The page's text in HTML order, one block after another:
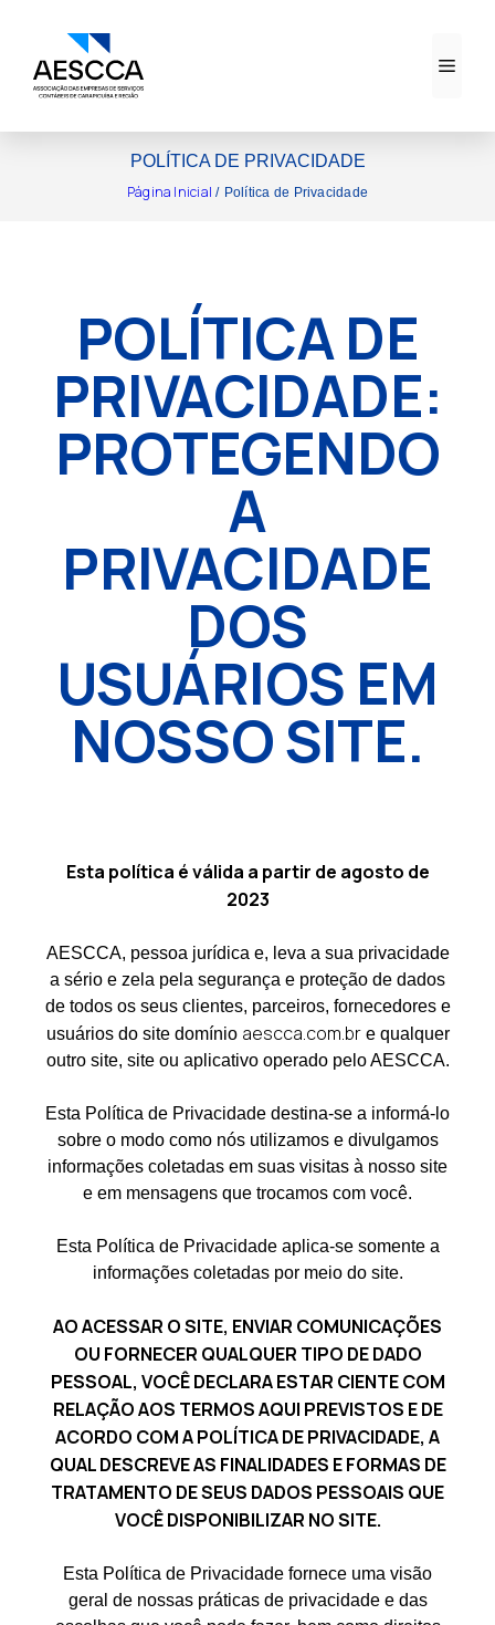
conteúdo
POLÍTICA DE PRIVACIDADE
Página Inicial / Política de Privacidade
POLÍTICA DE
PRIVACIDADE:
PROTEGENDO
A
PRIVACIDADE
DOS
USUÁRIOS EM
NOSSO SITE.
Esta política é válida a partir de agosto de
2023
AESCCA, pessoa jurídica e, leva a sua privacidade
a sério e zela pela segurança e proteção de dados
de todos os seus clientes, parceiros, fornecedores e
usuários do site domínio aescca.com.bre qualquer
outro site, site ou aplicativo operado pelo AESCCA.
Esta Política de Privacidade destina-se a informá-lo
sobre o modo como nós utilizamos e divulgamos
informações coletadas em suas visitas à nosso site
e em mensagens que trocamos com você.
Esta Política de Privacidade aplica-se somente a
informações coletadas por meio do site.
AO ACESSAR O SITE, ENVIAR COMUNICAÇÕES
OU FORNECER QUALQUER TIPO DE DADO
PESSOAL, VOCÊ DECLARA ESTAR CIENTE COM
RELAÇÃO AOS TERMOS AQUI PREVISTOS E DE
ACORDO COM A POLÍTICA DE PRIVACIDADE, A
QUAL DESCREVE AS FINALIDADES E FORMAS DE
TRATAMENTO DE SEUS DADOS PESSOAIS QUE
VOCÊ DISPONIBILIZAR NO SITE.
Esta Política de Privacidade fornece uma visão
geral de nossas práticas de privacidade e das